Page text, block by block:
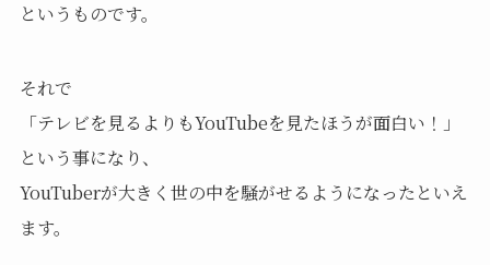
というものです。
それで
「テレビを見るよりもYouTubeを見たほうが面白い！」
という事になり、
YouTuberが大きく世の中を騒がせるようになったといえ
ます。